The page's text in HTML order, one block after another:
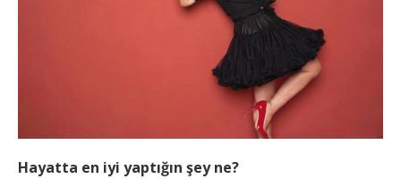
Hayatta en iyi yaptığın şey ne?